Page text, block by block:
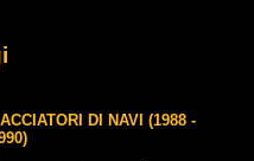
DI NAVI (1988 -